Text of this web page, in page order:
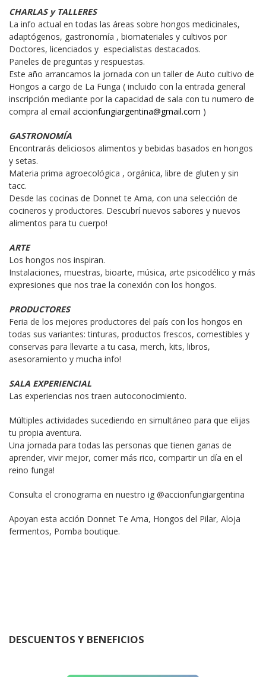
CHARLAS y TALLERES
La info actual en todas las áreas sobre hongos medicinales,
adaptógenos, gastronomía , biomateriales y cultivos por
Doctores, licenciados y  especialistas destacados.
Paneles de preguntas y respuestas.
Este año arrancamos la jornada con un taller de Auto cultivo de
Hongos a cargo de La Funga ( incluido con la entrada general
inscripción mediante por la capacidad de sala con tu numero de
compra al email accionfungiargentina@gmail.com )
GASTRONOMÍA
Encontrarás deliciosos alimentos y bebidas basados en hongos
y setas.
Materia prima agroecológica , orgánica, libre de gluten y sin
tacc.
Desde las cocinas de Donnet te Ama, con una selección de
cocineros y productores. Descubrí nuevos sabores y nuevos
alimentos para tu cuerpo!
ARTE
Los hongos nos inspiran.
Instalaciones, muestras, bioarte, música, arte psicodélico y más
expresiones que nos trae la conexión con los hongos.
PRODUCTORES
Feria de los mejores productores del país con los hongos en
todas sus variantes: tinturas, productos frescos, comestibles y
conservas para llevarte a tu casa, merch, kits, libros,
asesoramiento y mucha info!
SALA EXPERIENCIAL
Las experiencias nos traen autoconocimiento.
Múltiples actividades sucediendo en simultáneo para que elijas
tu propia aventura.
Una jornada para todas las personas que tienen ganas de
aprender, vivir mejor, comer más rico, compartir un día en el
reino funga!
Consulta el cronograma en nuestro ig @accionfungiargentina
Apoyan esta acción Donnet Te Ama, Hongos del Pilar, Aloja
fermentos, Pomba boutique.
DESCUENTOS Y BENEFICIOS